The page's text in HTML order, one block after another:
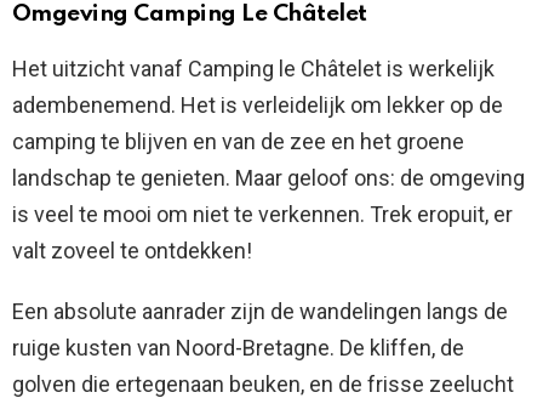
Omgeving Camping Le Châtelet
Het uitzicht vanaf Camping le Châtelet is werkelijk
adembenemend. Het is verleidelijk om lekker op de
camping te blijven en van de zee en het groene
landschap te genieten. Maar geloof ons: de omgeving
is veel te mooi om niet te verkennen. Trek eropuit, er
valt zoveel te ontdekken!
Een absolute aanrader zijn de wandelingen langs de
ruige kusten van Noord-Bretagne. De kliffen, de
golven die ertegenaan beuken, en de frisse zeelucht